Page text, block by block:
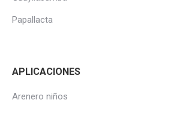
Papallacta
APLICACIONES
Arenero niños